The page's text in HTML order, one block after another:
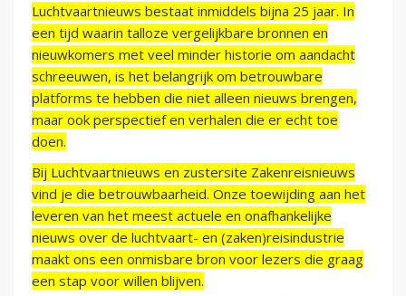
Luchtvaartnieuws bestaat inmiddels bijna 25 jaar. In
een tijd waarin talloze vergelijkbare bronnen en
nieuwkomers met veel minder historie om aandacht
schreeuwen, is het belangrijk om betrouwbare
platforms te hebben die niet alleen nieuws brengen,
maar ook perspectief en verhalen die er echt toe
doen.
Bij Luchtvaartnieuws en zustersite Zakenreisnieuws
vind je die betrouwbaarheid. Onze toewijding aan het
leveren van het meest actuele en onafhankelijke
nieuws over de luchtvaart- en (zaken)reisindustrie
maakt ons een onmisbare bron voor lezers die graag
een stap voor willen blijven.